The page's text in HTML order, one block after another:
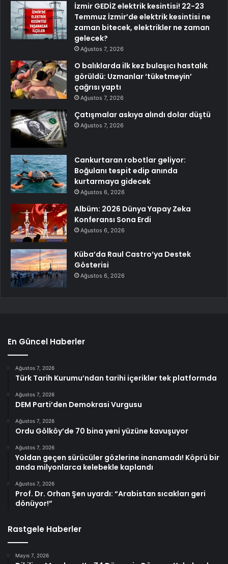
İzmir GEDİZ elektrik kesintisi! 22-23
Temmuz İzmir’de elektrik kesintisi ne
zaman bitecek, elektrikler ne zaman
gelecek?
Ağustos 7, 2026
O balıklarda ilk kez bulaşıcı hastalık
görüldü: Uzmanlar ‘tüketmeyin’
çağrısı yaptı
Ağustos 7, 2026
Çatışmalar askıya alındı dolar düştü
Ağustos 7, 2026
Cankurtaran robotlar geliyor:
Boğulanı tespit edip anında
kurtarmaya gidecek
Ağustos 6, 2026
Albüm: 2026 Dünya Yapay Zeka
Konferansı Sona Erdi
Ağustos 6, 2026
Küba’da Raul Castro’ya Destek
Gösterisi
Ağustos 6, 2026
En Güncel Haberler
Ağustos 7, 2026
Türk Tarih Kurumu’ndan tarihi içerikler tek platformda
Ağustos 7, 2026
DEM Parti’den Demokrasi Vurgusu
Ağustos 7, 2026
Ordu Gölköy’de 70 bina yeni yüzüne kavuşuyor
Ağustos 7, 2026
Yoldan geçen sürücüler gözlerine inanamadı! Köprü bir
anda milyonlarca kelebekle kaplandı
Ağustos 7, 2026
Prof. Dr. Orhan Şen uyardı: “Arabistan sıcakları geri
dönüyor!”
Rastgele Haberler
Mayıs 7, 2026